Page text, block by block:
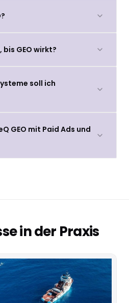
GEO wirkt?
soll ich
GEO mit Paid Ads und
in der Praxis